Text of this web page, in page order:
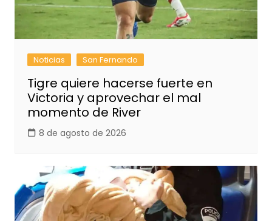
Noticias San Fernando
Tigre quiere hacerse fuerte en
Victoria y aprovechar el mal
momento de River
8 de agosto de 2026